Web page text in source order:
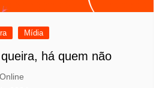
Mídia
há quem não